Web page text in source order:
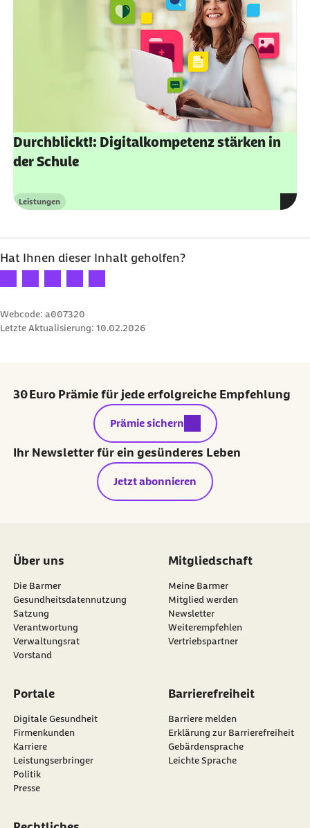
Durchblickt!: Digitalkompetenz stärken in
der Schule
Kategorie
Leistungen
Hat Ihnen dieser Inhalt geholfen?
Ihre Bewertung: 1 Stern
Ihre Bewertung: 2 Sterne
Ihre Bewertung: 3 Sterne
Ihre Bewertung: 4 Sterne
Ihre Bewertung: 5 Sterne
Webcode: a007320
Letzte Aktualisierung: 10.02.2026
30 Euro Prämie für jede erfolgreiche Empfehlung
externer Link:
Prämie sichern
Ihr Newsletter für ein gesünderes Leben
Jetzt abonnieren
Über uns
Die Barmer
Gesundheitsdatennutzung
Satzung
Verantwortung
Verwaltungsrat
Vorstand
Mitgliedschaft
Meine Barmer
Mitglied werden
Newsletter
externer Link:
Weiterempfehlen
Vertriebspartner
Portale
Digitale Gesundheit
Firmenkunden
Karriere
Leistungserbringer
Politik
Presse
Barrierefreiheit
Barriere melden
Erklärung zur Barrierefreiheit
Gebärdensprache
Leichte Sprache